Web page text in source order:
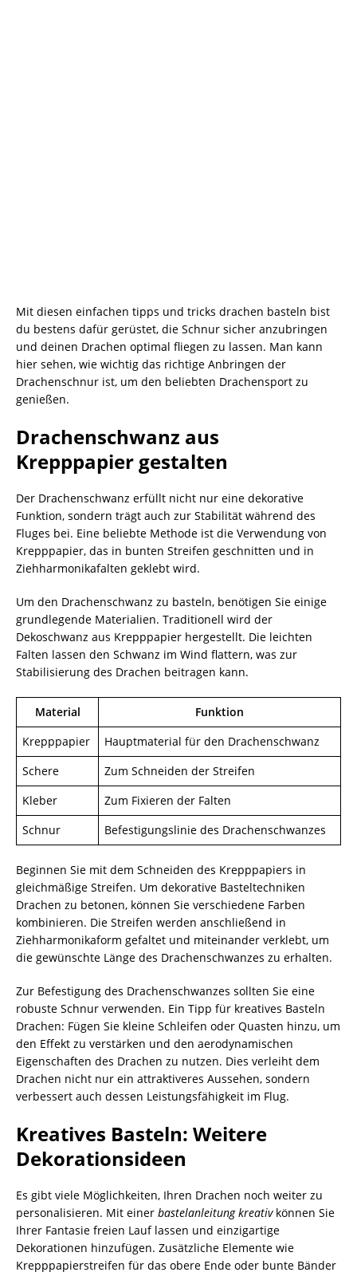
Mit diesen einfachen tipps und tricks drachen basteln bist
du bestens dafür gerüstet, die Schnur sicher anzubringen
und deinen Drachen optimal fliegen zu lassen. Man kann
hier sehen, wie wichtig das richtige Anbringen der
Drachenschnur ist, um den beliebten Drachensport zu
genießen.
Drachenschwanz aus
Krepppapier gestalten
Der Drachenschwanz erfüllt nicht nur eine dekorative
Funktion, sondern trägt auch zur Stabilität während des
Fluges bei. Eine beliebte Methode ist die Verwendung von
Krepppapier, das in bunten Streifen geschnitten und in
Ziehharmonikafalten geklebt wird.
Um den Drachenschwanz zu basteln, benötigen Sie einige
grundlegende Materialien. Traditionell wird der
Dekoschwanz aus Krepppapier hergestellt. Die leichten
Falten lassen den Schwanz im Wind flattern, was zur
Stabilisierung des Drachen beitragen kann.
Material
Funktion
Krepppapier
Hauptmaterial für den Drachenschwanz
Schere
Zum Schneiden der Streifen
Kleber
Zum Fixieren der Falten
Schnur
Befestigungslinie des Drachenschwanzes
Beginnen Sie mit dem Schneiden des Krepppapiers in
gleichmäßige Streifen. Um dekorative Basteltechniken
Drachen zu betonen, können Sie verschiedene Farben
kombinieren. Die Streifen werden anschließend in
Ziehharmonikaform gefaltet und miteinander verklebt, um
die gewünschte Länge des Drachenschwanzes zu erhalten.
Zur Befestigung des Drachenschwanzes sollten Sie eine
robuste Schnur verwenden. Ein Tipp für kreatives Basteln
Drachen: Fügen Sie kleine Schleifen oder Quasten hinzu, um
den Effekt zu verstärken und den aerodynamischen
Eigenschaften des Drachen zu nutzen. Dies verleiht dem
Drachen nicht nur ein attraktiveres Aussehen, sondern
verbessert auch dessen Leistungsfähigkeit im Flug.
Kreatives Basteln: Weitere
Dekorationsideen
Es gibt viele Möglichkeiten, Ihren Drachen noch weiter zu
personalisieren. Mit einer bastelanleitung kreativkönnen Sie
Ihrer Fantasie freien Lauf lassen und einzigartige
Dekorationen hinzufügen. Zusätzliche Elemente wie
Krepppapierstreifen für das obere Ende oder bunte Bänder